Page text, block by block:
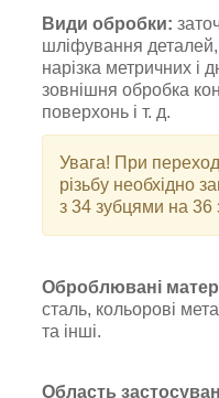
Види обробки:
шліфування
нарізка метричних і
зовнішня обробка
поверхонь і т. д.
Увага! При
різьбу необхідно
з 34 зубцями на 36
Оброблювані
сталь, кольорові
та інші.
Область